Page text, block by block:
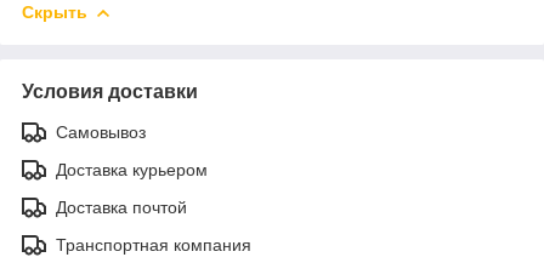
Скрыть
Условия доставки
Самовывоз
Доставка курьером
Доставка почтой
Транспортная компания